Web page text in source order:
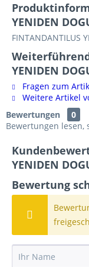
YENIDEN
FINTANDANTILUS
YENIDEN
Fragen zum
Weitere Artikel
Bewertungen
0
Bewertungen
YENIDEN
Bewertung